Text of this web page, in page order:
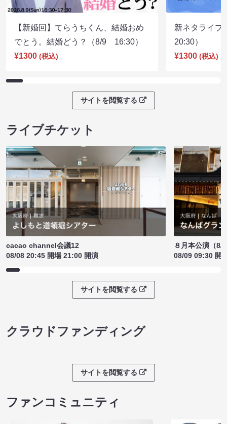
【新婚回】てらうちくん、結婚おめ
でとう。結婚どう？（8/9 16:30）
¥1300 (税込)
新ネタライ
20:30）
¥1300 (税込)
サイトを閲覧する
ライブチケット
cacao channel会議12
08/08 20:45 開場 21:00 開演
８月本公演（8/
08/09 09:30 開
サイトを閲覧する
クラウドファンディング
サイトを閲覧する
ファンコミュニティ